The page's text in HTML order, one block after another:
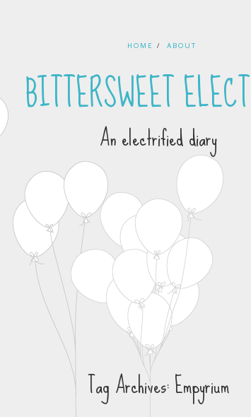
HOME ABOUT
BITTERSWEET
An electrified diary
Tag Archives:Empyrium